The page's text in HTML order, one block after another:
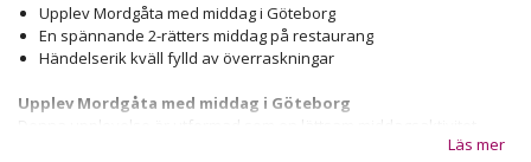
Upplev Mordgåta med middag i Göteborg
En spännande 2-rätters middag på restaurang
Händelserik kväll fylld av överraskningar
Upplev Mordgåta med middag i Göteborg
Denna upplevelse är utformad som en lättsam middagsaktivitet
Läs mer